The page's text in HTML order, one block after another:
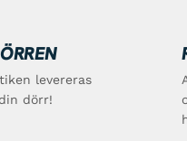
levereras
dörr!